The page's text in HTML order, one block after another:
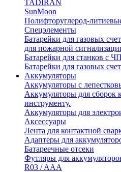
TADIRAN
SunMoon
Полифторуглерод-
Спецэлементы
Батарейки для газовых
для пожарной
Батарейки для станков с
Батарейки для газовых
Аккумуляторы
Аккумуляторы с
Аккумуляторы для сборок
инструменту.
Аккумуляторы для
Аксессуары
Лента для контактной
Адаптеры для
Батареечные отсеки
Футляры для
R03 / AAA